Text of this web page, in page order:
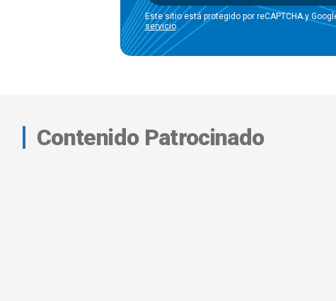
Este sitio está protegido por reCAPTCHA y
servicio.
Contenido Patrocinado